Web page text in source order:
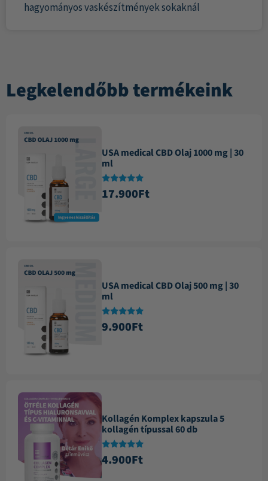
hagyományos vaskészítmények sokaknál
Legkelendőbb termékeink
Ingyenes kiszállítás
USA medical CBD Olaj 1000 mg | 30
ml
Értékelés:
4.87
17.900Ft
USA medical CBD Olaj 500 mg | 30
ml
Értékelés:
4.84
9.900Ft
Kollagén Komplex kapszula 5
kollagén típussal 60 db
Értékelés:
4.88
4.900Ft